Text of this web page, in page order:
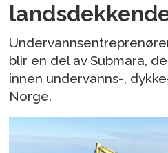
blir en del av Submara,
innen undervanns-,
Norge.